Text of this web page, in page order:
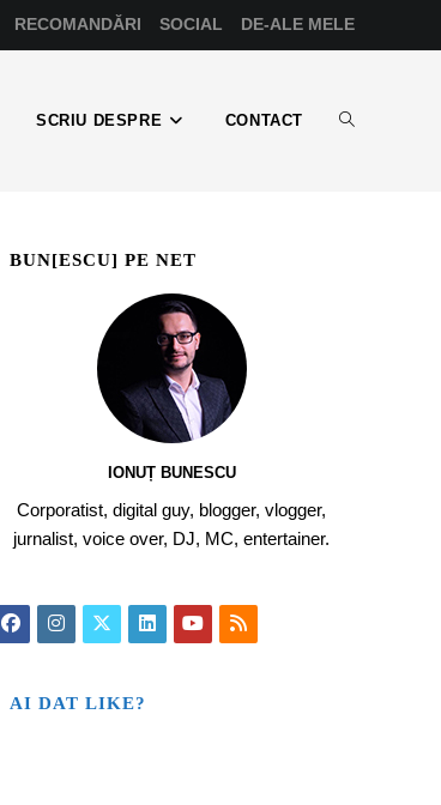
RECOMANDĂRI SOCIAL DE-ALE MELE
SCRIU DESPRE CONTACT
BUN[ESCU] PE NET
IONUȚ BUNESCU
Corporatist, digital guy, blogger, vlogger,
jurnalist, voice over, DJ, MC, entertainer.
AI DAT LIKE?